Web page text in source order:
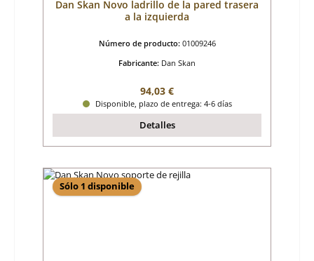
Dan Skan Novo ladrillo de la pared trasera
a la izquierda
Número de producto: 01009246
Fabricante: Dan Skan
Precio normal:
94,03 €
Disponible, plazo de entrega: 4-6 días
Detalles
Sólo 1 disponible